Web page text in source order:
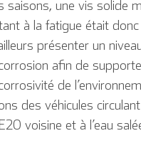
saisons, une vis solide
à la fatigue était donc
présenter un
afin de
de
des véhicules
voisine et à l’eau